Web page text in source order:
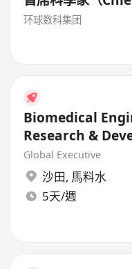
环球数科集团
Biomedical
Research &
(Medical Device)
Global Executive
沙田, 馬料水
5天/週